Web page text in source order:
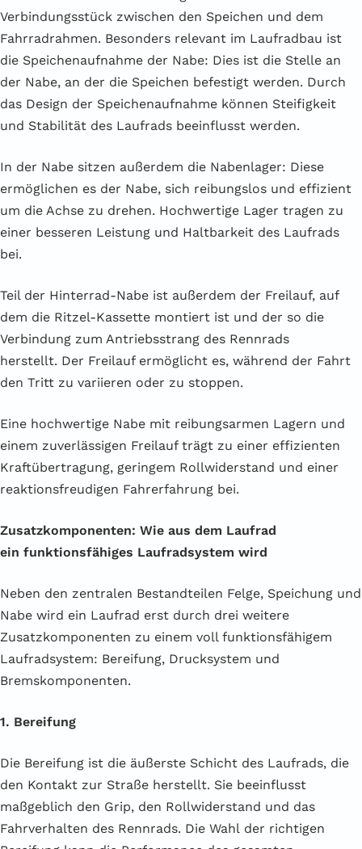
Verbindungsstück zwischen den Speichen und dem
Fahrradrahmen. Besonders relevant im Laufradbau ist
die Speichenaufnahme der Nabe: Dies ist die Stelle an
der Nabe, an der die Speichen befestigt werden. Durch
das Design der Speichenaufnahme können Steifigkeit
und Stabilität des Laufrads beeinflusst werden.
In der Nabe sitzen außerdem die Nabenlager: Diese
ermöglichen es der Nabe, sich reibungslos und effizient
um die Achse zu drehen. Hochwertige Lager tragen zu
einer besseren Leistung und Haltbarkeit des Laufrads
bei.
Teil der Hinterrad-Nabe ist außerdem der Freilauf, auf
dem die Ritzel-Kassette montiert ist und der so die
Verbindung zum Antriebsstrang des Rennrads
herstellt. Der Freilauf ermöglicht es, während der Fahrt
den Tritt zu variieren oder zu stoppen.
Eine hochwertige Nabe mit reibungsarmen Lagern und
einem zuverlässigen Freilauf trägt zu einer effizienten
Kraftübertragung, geringem Rollwiderstand und einer
reaktionsfreudigen Fahrerfahrung bei.
Zusatzkomponenten: Wie aus dem Laufrad
ein funktionsfähiges Laufradsystem wird
Neben den zentralen Bestandteilen Felge, Speichung und
Nabe wird ein Laufrad erst durch drei weitere
Zusatzkomponenten zu einem voll funktionsfähigem
Laufradsystem: Bereifung, Drucksystem und
Bremskomponenten.
1. Bereifung
Die Bereifung ist die äußerste Schicht des Laufrads, die
den Kontakt zur Straße herstellt. Sie beeinflusst
maßgeblich den Grip, den Rollwiderstand und das
Fahrverhalten des Rennrads. Die Wahl der richtigen